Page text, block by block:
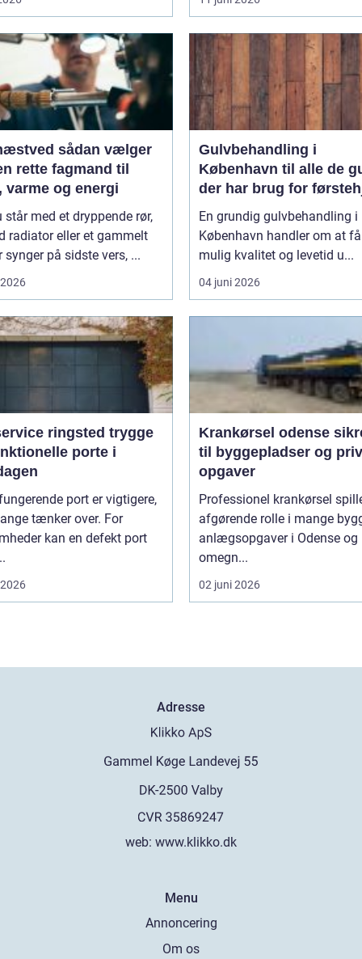
sådan vælger
rette fagmand til
varme og energi
står med et dryppende rør,
radiator eller et gammelt
synger på sidste vers, ...
Gulvbehandling i
København til alle de
der har brug for
En grundig gulvbehandling i
København handler om at
mulig kvalitet og levetid u...
04 juni 2026
ringsted trygge
porte i
port er vigtigere,
tænker over. For
kan en defekt port
Krankørsel odense sikre løft
til byggepladser og
opgaver
Professionel krankørsel
afgørende rolle i mange
anlægsopgaver i Odense og
omegn...
02 juni 2026
Adresse
web: www.klikko.dk
Menu
Annoncering
Om os